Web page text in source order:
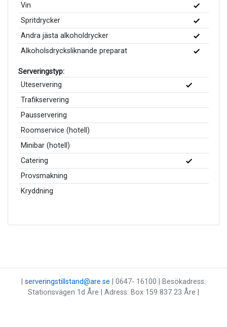
Vin
Spritdrycker
Andra jästa alkoholdrycker
Alkoholsdrycksliknande preparat
Serveringstyp:
Uteservering
Trafikservering
Pausservering
Roomservice (hotell)
Minibar (hotell)
Catering
Provsmakning
Kryddning
serveringstillstand@are.se | 0647- 16100 | Besökadress:
Stationsvägen 1d Åre | Adress: Box 159 837 23 Åre |